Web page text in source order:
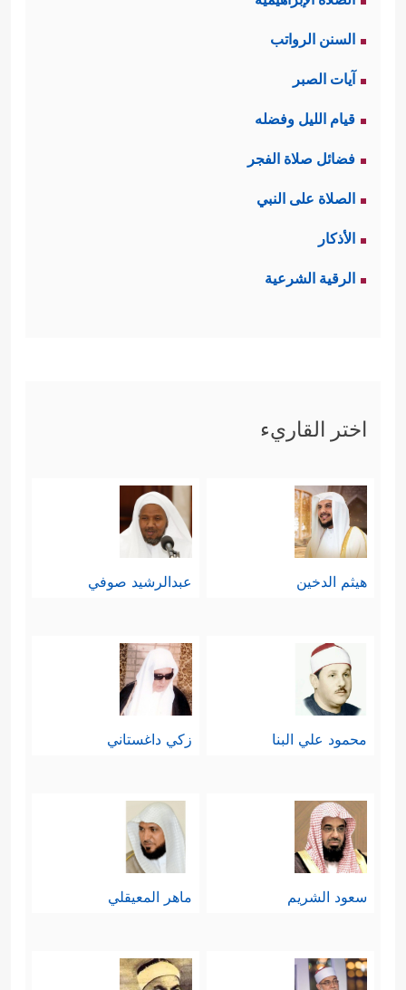
السنن الرواتب
آيات الصبر
قيام الليل وفضله
فضائل صلاة الفجر
الصلاة على النبي
الأذكار
الرقية الشرعية
اختر القاريء
هيثم الدخين عبدالرشيد صوفي
محمود علي البنا زكي داغستاني
سعود الشريم ماهر المعيقلي